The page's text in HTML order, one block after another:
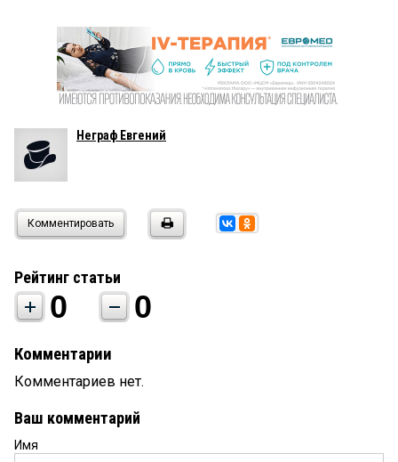
Неграф Евгений
Комментировать
Рейтинг статьи
0 0
Комментарии
Комментариев нет.
Ваш комментарий
Имя